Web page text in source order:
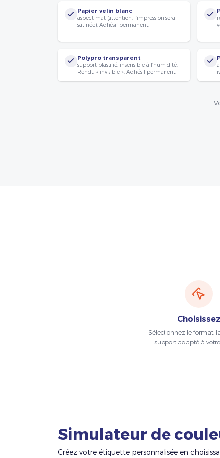
Papier velin blanc
aspect mat (attention, l’impression sera
satinée). Adhésif permanent.
Polypro transparent
support plastifié, insensible à l’humidité.
Rendu « invisible ». Adhésif permanent.
Choisissez
Sélectionnez le format,
support adapté à
Simulateur de
Créez votre étiquette personnalisée en